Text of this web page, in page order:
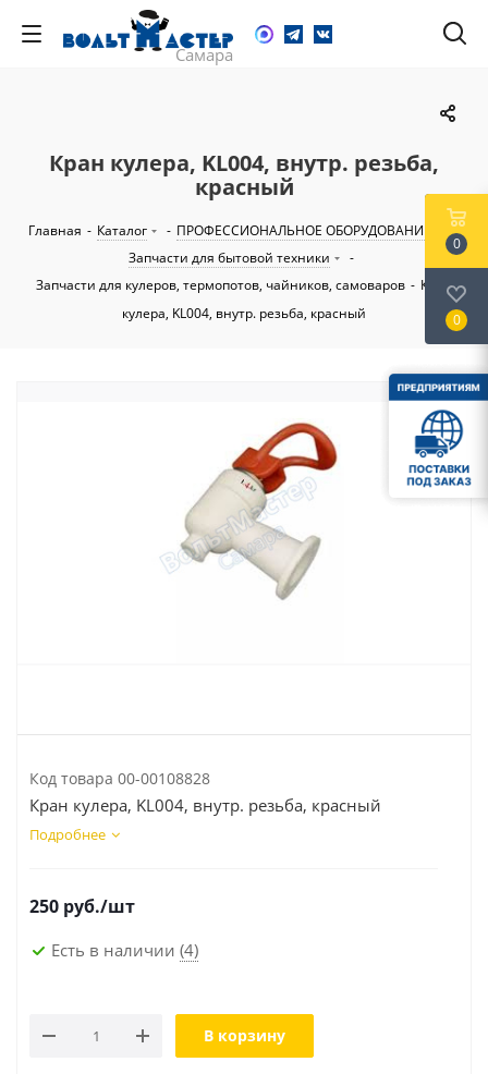
Кран кулера, KL004, внутр. резьба,
красный
Главная - Каталог - ПРОФЕССИОНАЛЬНОЕ ОБОРУДОВАНИЕ
-
Запчасти для бытовой техники
-
Запчасти для кулеров, термопотов, чайников, самоваров - Кран
кулера, KL004, внутр. резьба, красный
Код товара 00-00108828
Кран кулера, KL004, внутр. резьба, красный
Подробнее
250 руб./шт
Есть в наличии (4)
В корзину
0
0